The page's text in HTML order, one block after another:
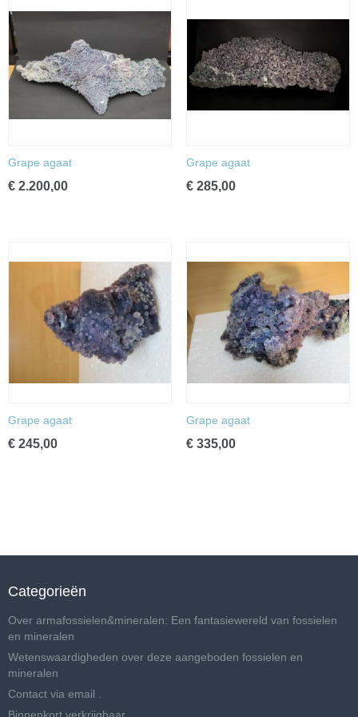
Grape agaat
€ 2.200,00
Grape agaat
€ 285,00
Grape agaat
€ 245,00
Grape agaat
€ 335,00
Categorieën
Over armafossielen&mineralen: Een fantasiewereld van fossielen
en mineralen
Wetenswaardigheden over deze aangeboden fossielen en
mineralen
Contact via email .